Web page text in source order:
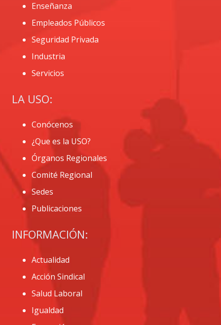
Enseñanza
Empleados Públicos
Seguridad Privada
Industria
Servicios
LA USO:
Conócenos
¿Que es la USO?
Órganos Regionales
Comité Regional
Sedes
Publicaciones
INFORMACIÓN:
Actualidad
Acción Sindical
Salud Laboral
Igualdad